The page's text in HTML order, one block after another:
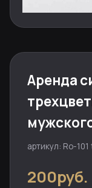
Аренда
артикул: Ro-
200руб.